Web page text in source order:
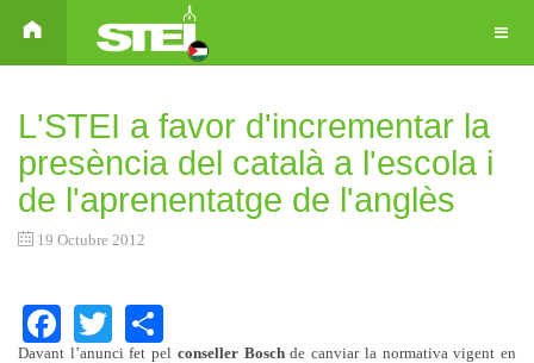
L'STEI a favor d'incrementar la
presència del català a l'escola i
de l'aprenentatge de l'anglès
19 Octubre 2012
Facebook
Twitter
Davant l’anunci fet pel conseller Boschde canviar la normativa vigent en